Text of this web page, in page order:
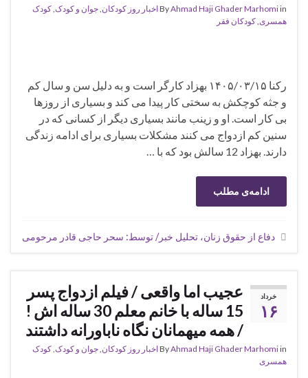
ByAhmad Haji Ghader Marhomiin اخبار روز کودکان جوان و کودک کودک
همسری کودکان فقر
رکنا ۱۴۰۵/۰۳/۱۵ بهزاد کارگر است و به دلیل سن و سال کم
و جثه کوچکش به سختی کار پیدا می کند و بسیاری از روزها
بی کار است. او و زینب مانند بسیاری دیگر از کسانی که در
سنین کم ازدواج می کنند مشکلات بسیاری برای ادامه زندگی
دارند. بهزاد 12 سالش بود که با …
ادامه‌ی مطلب
دفاع از حقوق زنان، تحلیل خبر/ توسط: سحر حاجی قادر مرحومی
خرداد
۱۶
عجیب اما واقعی / فیلم ازدواج پسر
15 ساله با خانم معلم 30 ساله اش !
/ همه میهمانان نگاه ناباورانه داشتند
ByAhmad Haji Ghader Marhomiin اخبار روز کودکان جوان و کودک کودک
همسری